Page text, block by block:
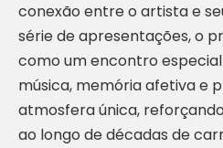
conexão entre o artista e
série de apresentações, o
como um encontro
música, memória afetiva e
atmosfera única,
ao longo de décadas de